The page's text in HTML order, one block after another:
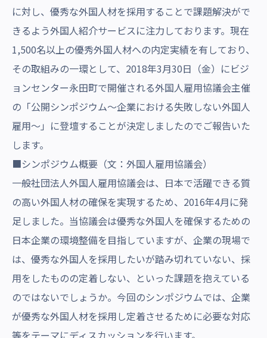
に対し、優秀な外国人材を採用することで課題解決がで
きるよう外国人紹介サービスに注力しております。現在
1,500名以上の優秀外国人材への内定実績を有しており、
その取組みの一環として、2018年3月30日（金）にビジ
ョンセンター永田町で開催される外国人雇用協議会主催
の「公開シンポジウム～企業における失敗しない外国人
雇用～」に登壇することが決定しましたのでご報告いた
します。
■シンポジウム概要（文：外国人雇用協議会）
一般社団法人外国人雇用協議会は、日本で活躍できる質
の高い外国人材の確保を実現するため、2016年4月に発
足しました。当協議会は優秀な外国人を確保するための
日本企業の環境整備を目指していますが、企業の現場で
は、優秀な外国人を採用したいが踏み切れていない、採
用をしたものの定着しない、といった課題を抱えている
のではないでしょうか。今回のシンポジウムでは、企業
が優秀な外国人材を採用し定着させるために必要な対応
等をテーマにディスカッションを行います。